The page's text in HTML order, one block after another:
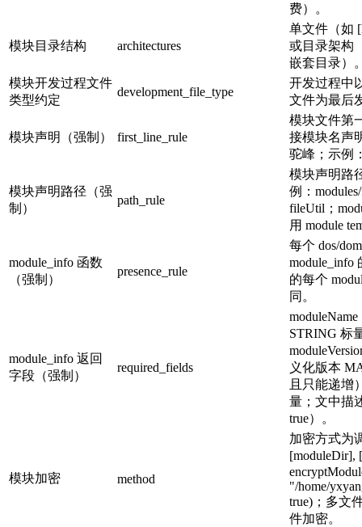
费）。
模块目录结构 architectures
单文件（如
或目录架构
嵌套目录）
模块开发过程文件
类型约定
development_file_type
开发过程中
文件为最后
模块声明（强制） first_line_rule
模块文件第
接模块名声
驼峰；示例
模块声明路径（强
制）
path_rule
模块声明路
例：
fileUtil；
用 module
module_info 函数
（强制）
presence_rule
每个 dos/
module_info
的每个
同。
module_info 返回
字段（强制）
required_fields
STRING 标
义化版本
且只能递增
量；文中描
true）。
模块加密 method
加密方式为
[moduleDir],
"/home/
true)；多文
件加密。